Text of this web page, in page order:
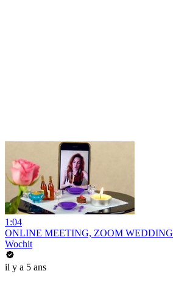
1:04
ONLINE MEETING, ZOOM WEDDING
Wochit
il y a 5 ans